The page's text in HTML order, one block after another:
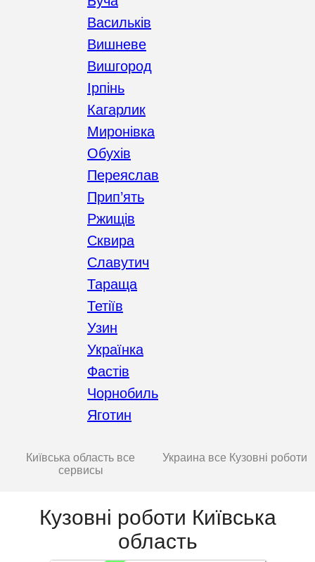
Васильків
Вишневе
Вишгород
Ірпінь
Кагарлик
Миронівка
Обухів
Переяслав
Прип’ять
Ржищів
Сквира
Славутич
Тараща
Тетіїв
Узин
Українка
Фастів
Чорнобиль
Яготин
Київська область все
сервисы
Украина все Кузовні роботи
Кузовні роботи Київська
область